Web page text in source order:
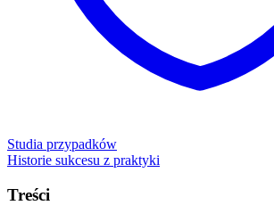
Studia przypadków
Historie sukcesu z praktyki
Treści